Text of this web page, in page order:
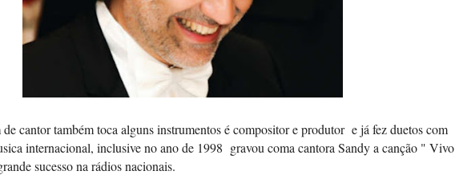
cantor também toca alguns instrumentos é compositor e produtor e já fez duetos com
internacional, inclusive no ano de 1998 gravou coma cantora Sandy a canção " Vivo
sucesso na rádios nacionais.